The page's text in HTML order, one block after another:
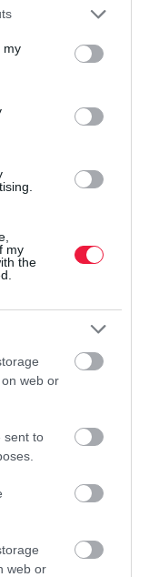
or more Google
You may click to
third-party tags to
in below Google
my
my
the
web or
sent to
web or